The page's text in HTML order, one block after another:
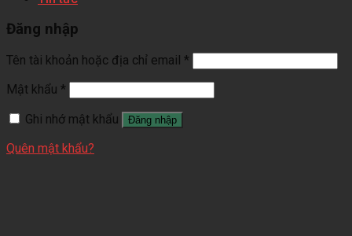
Đăng nhập
Tên tài khoản hoặc địa chỉ email *
Mật khẩu *
Ghi nhớ mật khẩu
Đăng nhập
Quên mật khẩu?